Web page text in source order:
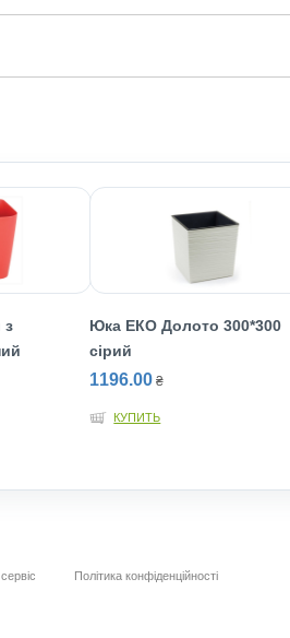
з
Юка ЕКО Долото 300*300
сiрий
1196.00 ₴
КУПИТЬ
Політика конфіденційності